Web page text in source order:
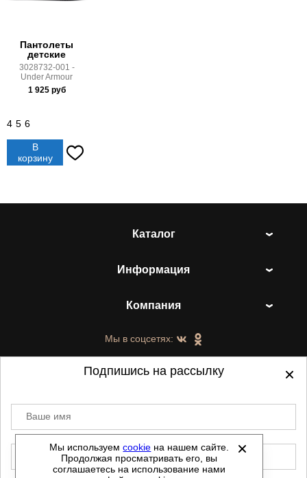
Пантолеты
детские
3028732-001 -
Under Armour
1 925руб
4 5 6
В
корзину
Каталог
Информация
Компания
Мы в соцсетях:
©2021-2026 - ShoesTown.ru - все права
защищены.
Данный сайт не является интернет магазином и
Мы используемcookie на нашем сайте.
Продолжая просматривать его, вы
соглашаетесь на использование нами
Подпишись на рассылку
Ваше имя